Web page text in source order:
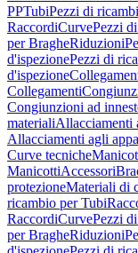
PPTubiPezzi di
RaccordiCurvePezzi
per BragheRiduzioni
d'ispezionePezzi di
d'ispezione
Collegamenti
Congiunzioni ad
materialiAllacciamenti
Allacciamenti agli
Curve tecniche
ManicottiAccessori
protezioneMateriali di
ricambio per Tubi
RaccordiCurvePezzi
per BragheRiduzioni